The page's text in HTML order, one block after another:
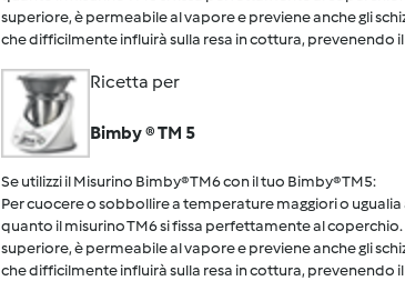
superiore, è permeabile al vapore e previene anche gli
che difficilmente influirà sulla resa in cottura, prevenendo
Ricetta per
Bimby ® TM 5
Se utilizzi il Misurino Bimby® TM6 con il tuo Bimby® TM5:
Per cuocere o sobbollire a temperature maggiori o ugualia
quanto il misurino TM6 si fissa perfettamente al
superiore, è permeabile al vapore e previene anche gli
che difficilmente influirà sulla resa in cottura, prevenendo